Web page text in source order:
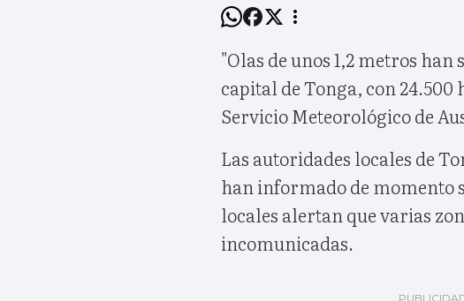
"Olas de unos 1,2 metros
capital de Tonga, con
Servicio Meteorológico de
Las autoridades locales de
han informado de momento
locales alertan que varias
incomunicadas.